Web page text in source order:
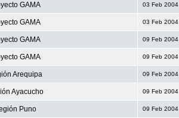
GAMA 03 Feb 2004
GAMA 03 Feb 2004
GAMA 09 Feb 2004
GAMA 09 Feb 2004
Arequipa 09 Feb 2004
Ayacucho 09 Feb 2004
Puno 09 Feb 2004